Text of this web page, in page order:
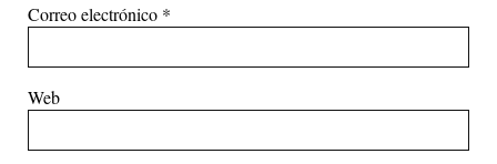
Correo electrónico *
Web